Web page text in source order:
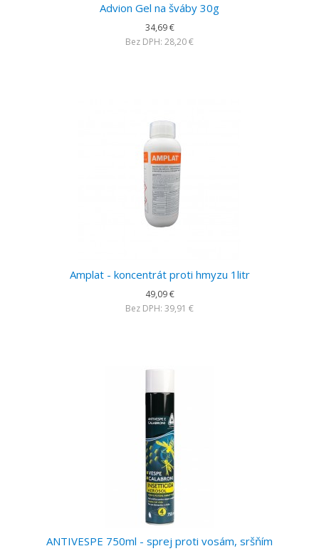
Advion Gel na šváby 30g
34,69 €
Bez DPH: 28,20 €
Amplat - koncentrát proti hmyzu 1litr
49,09 €
Bez DPH: 39,91 €
ANTIVESPE 750ml - sprej proti vosám, sršňím